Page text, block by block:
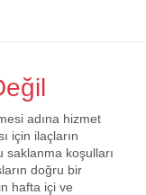
adına hizmet
için ilaçların
saklanma koşulları
doğru bir
hafta içi ve